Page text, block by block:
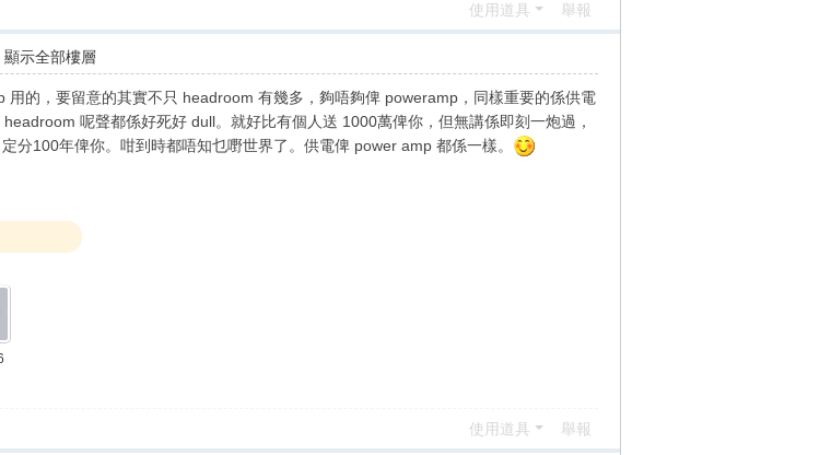
使用道具 舉報
顯示全部樓層
用的，要留意的其實不只 headroom 有幾多，夠唔夠俾 poweramp，同樣重要的係供電
呢聲都係好死好 dull。就好比有個人送 1000萬俾你，但無講係即刻一炮過，
分100年俾你。咁到時都唔知乜嘢世界了。供電俾 power amp 都係一樣。
使用道具 舉報